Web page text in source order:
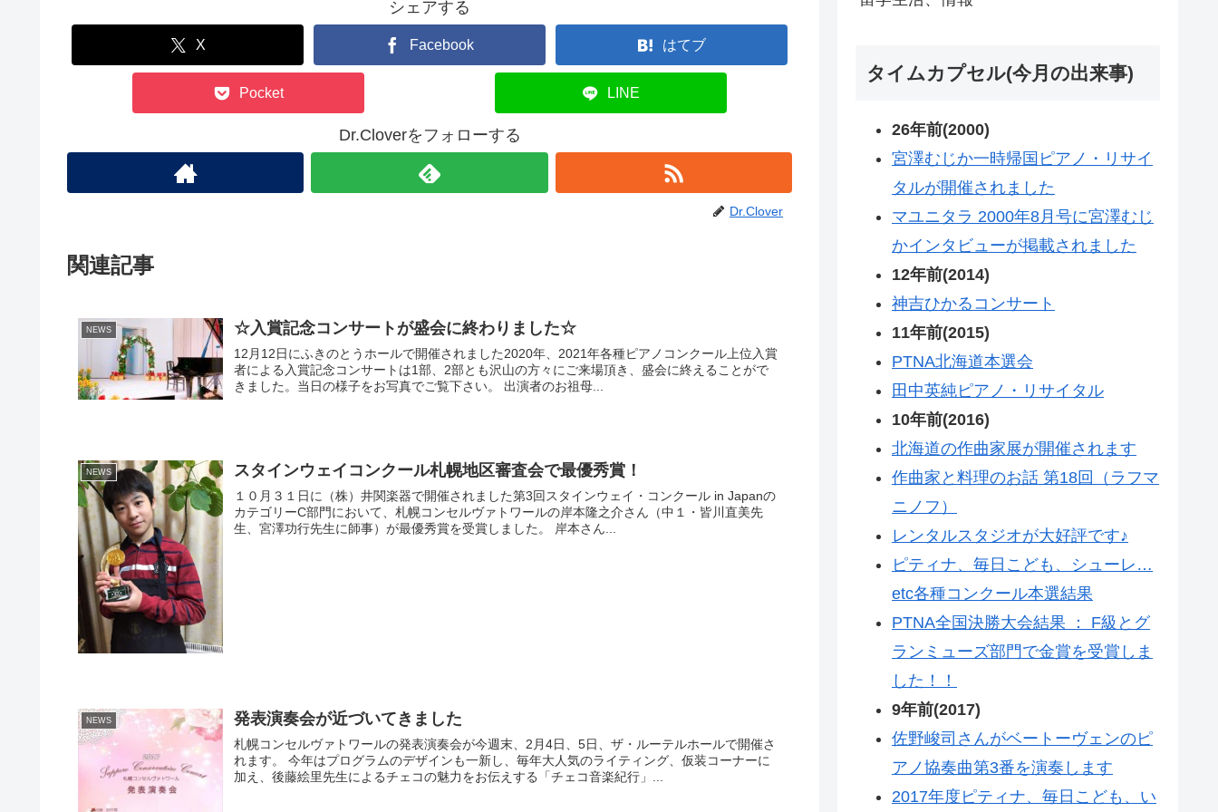
シェアする
X Facebook はてブ
Pocket LINE
Dr.Cloverをフォローする
Dr.Clover
関連記事
NEWS ☆入賞記念コンサートが盛会に終わりました☆
12月12日にふきのとうホールで開催されました2020年、2021年各種ピアノコンクール上位入賞
者による入賞記念コンサートは1部、2部とも沢山の方々にご来場頂き、盛会に終えることがで
きました。当日の様子をお写真でご覧下さい。 出演者のお祖母...
NEWS スタインウェイコンクール札幌地区審査会で最優秀賞！
１０月３１日に（株）井関楽器で開催されました第3回スタインウェイ・コンクール in Japanの
カテゴリーC部門において、札幌コンセルヴァトワールの岸本隆之介さん（中１・皆川直美先
生、宮澤功行先生に師事）が最優秀賞を受賞しました。 岸本さん...
NEWS 発表演奏会が近づいてきました
札幌コンセルヴァトワールの発表演奏会が今週末、2月4日、5日、ザ・ルーテルホールで開催さ
れます。 今年はプログラムのデザインも一新し、毎年大人気のライティング、仮装コーナーに
加え、後藤絵里先生によるチェコの魅力をお伝えする「チェコ音楽紀行」...
タイムカプセル(今月の出来事)
26年前(2000)
宮澤むじか一時帰国ピアノ・リサイ
タルが開催されました
マユニタラ 2000年8月号に宮澤むじ
かインタビューが掲載されました
12年前(2014)
神吉ひかるコンサート
11年前(2015)
PTNA北海道本選会
田中英純ピアノ・リサイタル
10年前(2016)
北海道の作曲家展が開催されます
作曲家と料理のお話 第18回（ラフマ
ニノフ）
レンタルスタジオが大好評です♪
ピティナ、毎日こども、シューレ…
etc各種コンクール本選結果
PTNA全国決勝大会結果 ： F級とグ
ランミューズ部門で金賞を受賞しま
した！！
9年前(2017)
佐野峻司さんがベートーヴェンのピ
アノ協奏曲第3番を演奏します
2017年度ピティナ、毎日こども、い